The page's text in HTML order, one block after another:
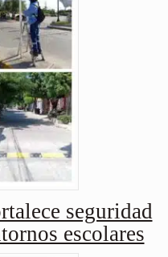
seguridad
escolares